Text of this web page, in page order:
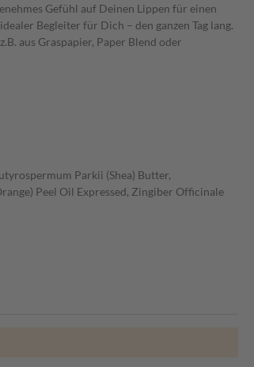
Gefühl auf Deinen Lippen für einen
Begleiter für Dich – den ganzen Tag lang.
aus Graspapier, Paper Blend oder
Parkii (Shea) Butter,
Peel Oil Expressed, Zingiber Officinale